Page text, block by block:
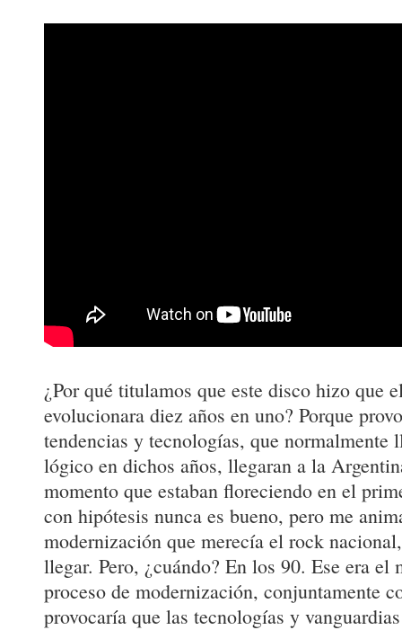
¿Por qué titulamos que este disco hizo que
evolucionara diez años en uno? Porque
tendencias y tecnologías, que normalmente
lógico en dichos años, llegaran a la
momento que estaban floreciendo en el
con hipótesis nunca es bueno, pero me
modernización que merecía el rock
llegar. Pero, ¿cuándo? En los 90. Ese era el
proceso de modernización, conjuntamente
provocaría que las tecnologías y